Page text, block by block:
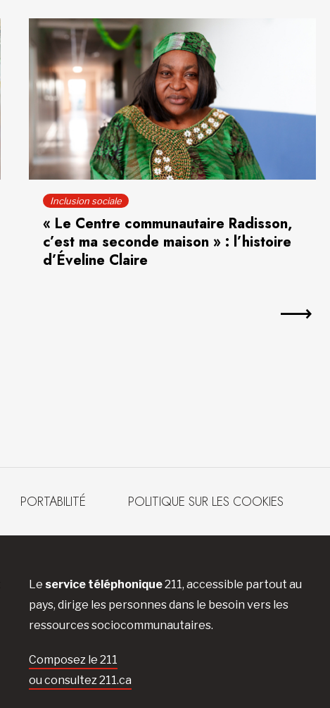
Inclusion sociale
« Le Centre communautaire Radisson,
c’est ma seconde maison » : l’histoire
d’Éveline Claire
PORTABILITÉ POLITIQUE SUR LES COOKIES
Le service téléphonique211, accessible partout au
pays, dirige les personnes dans le besoin vers les
ressources sociocommunautaires.
Composez le 211
ou consultez 211.ca